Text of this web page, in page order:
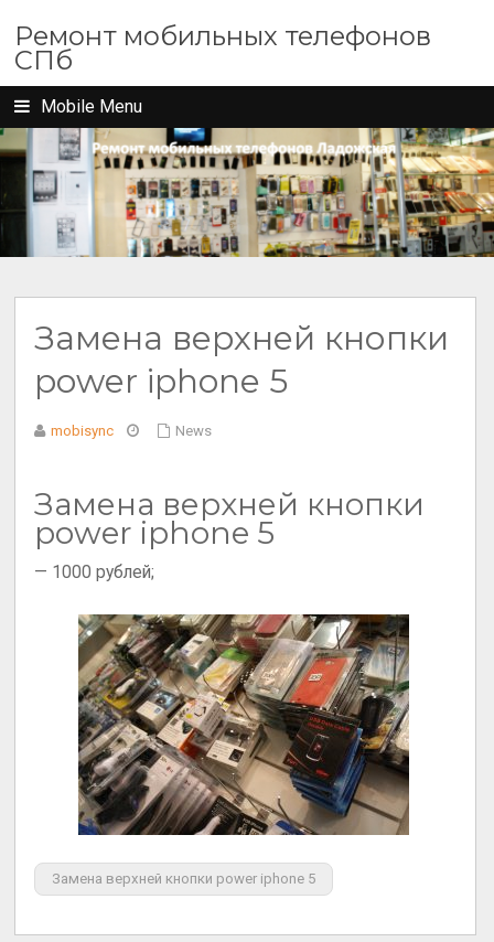
Ремонт мобильных телефонов
СПб
Mobile Menu
Замена верхней кнопки
power iphone 5
mobisync News
Замена верхней кнопки
power iphone 5
— 1000 рублей;
Замена верхней кнопки power iphone 5